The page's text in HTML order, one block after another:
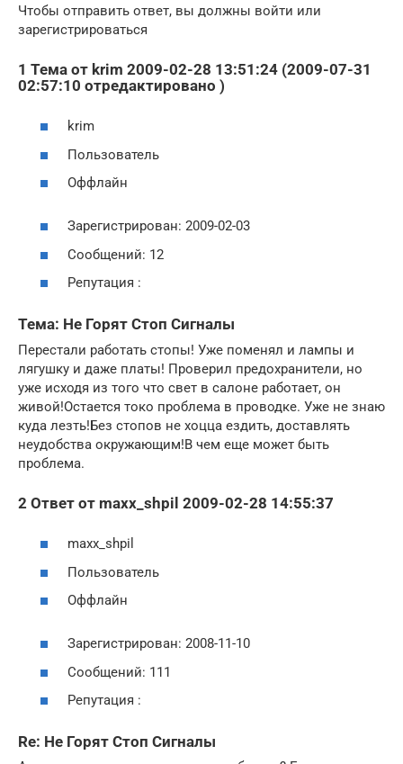
Чтобы отправить ответ, вы должны войти или
зарегистрироваться
1 Тема от krim 2009-02-28 13:51:24 (2009-07-31
02:57:10 отредактировано )
krim
Пользователь
Оффлайн
Зарегистрирован: 2009-02-03
Сообщений: 12
Репутация :
Тема: Не Горят Стоп Сигналы
Перестали работать стопы! Уже поменял и лампы и
лягушку и даже платы! Проверил предохранители, но
уже исходя из того что свет в салоне работает, он
живой!Остается токо проблема в проводке. Уже не знаю
куда лезть!Без стопов не хоцца ездить, доставлять
неудобства окружающим!В чем еще может быть
проблема.
2 Ответ от maxx_shpil 2009-02-28 14:55:37
maxx_shpil
Пользователь
Оффлайн
Зарегистрирован: 2008-11-10
Сообщений: 111
Репутация :
Re: Не Горят Стоп Сигналы